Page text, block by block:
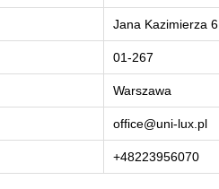
Jana Kazimierza
01-267
Warszawa
office@uni-lux.pl
+48223956070